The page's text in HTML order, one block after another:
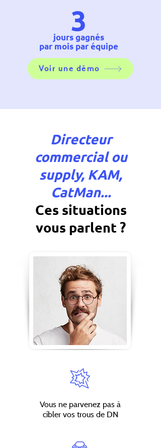
3
jours gagnés
par mois par équipe
Voir une démo
Directeur
commercial ou
supply, KAM,
CatMan...
Ces situations
vous parlent ?
Vous ne parvenez pas à
cibler vos trous de DN